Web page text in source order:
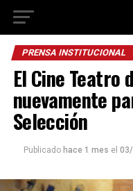
PRENSA INSTITUCIONAL
El Cine Teatro
nuevamente
Selección
Publicado hace 1 mes el